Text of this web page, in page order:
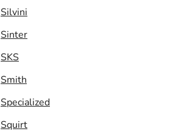
Silvini
Sinter
SKS
Smith
Specialized
Squirt